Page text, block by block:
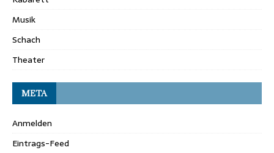
Musik
Schach
Theater
META
Anmelden
Eintrags-Feed